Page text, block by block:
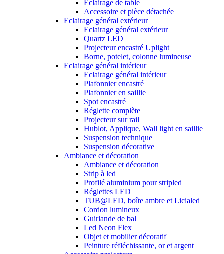
Eclairage de table
Accessoire et pièce détachée
Eclairage général extérieur
Eclairage général extérieur
Quartz LED
Projecteur encastré Uplight
Borne, potelet, colonne lumineuse
Eclairage général intérieur
Eclairage général intérieur
Plafonnier encastré
Plafonnier en saillie
Spot encastré
Réglette complète
Projecteur sur rail
Hublot, Applique, Wall light en saillie
Suspension technique
Suspension décorative
Ambiance et décoration
Ambiance et décoration
Strip à led
Profilé aluminium pour stripled
Réglettes LED
TUB@LED, boîte ambre et Licialed
Cordon lumineux
Guirlande de bal
Led Neon Flex
Objet et mobilier décoratif
Peinture réfléchissante, or et argent